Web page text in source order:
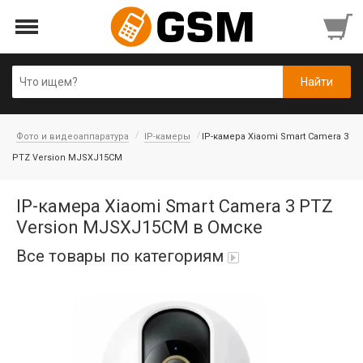
Фото и видеоаппаратура IP-камеры
IP-камера Xiaomi Smart Camera 3
PTZ Version MJSXJ15CM
IP-камера Xiaomi Smart Camera 3 PTZ
Version MJSXJ15CM в Омске
Все товары по категориям